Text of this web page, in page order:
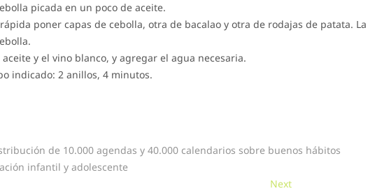
picada en un poco de aceite.
poner capas de cebolla, otra de bacalao y otra de rodajas de patata. La
y el vino blanco, y agregar el agua necesaria.
indicado: 2 anillos, 4 minutos.
de 10.000 agendas y 40.000 calendarios sobre buenos hábitos
infantil y adolescente
NextNext